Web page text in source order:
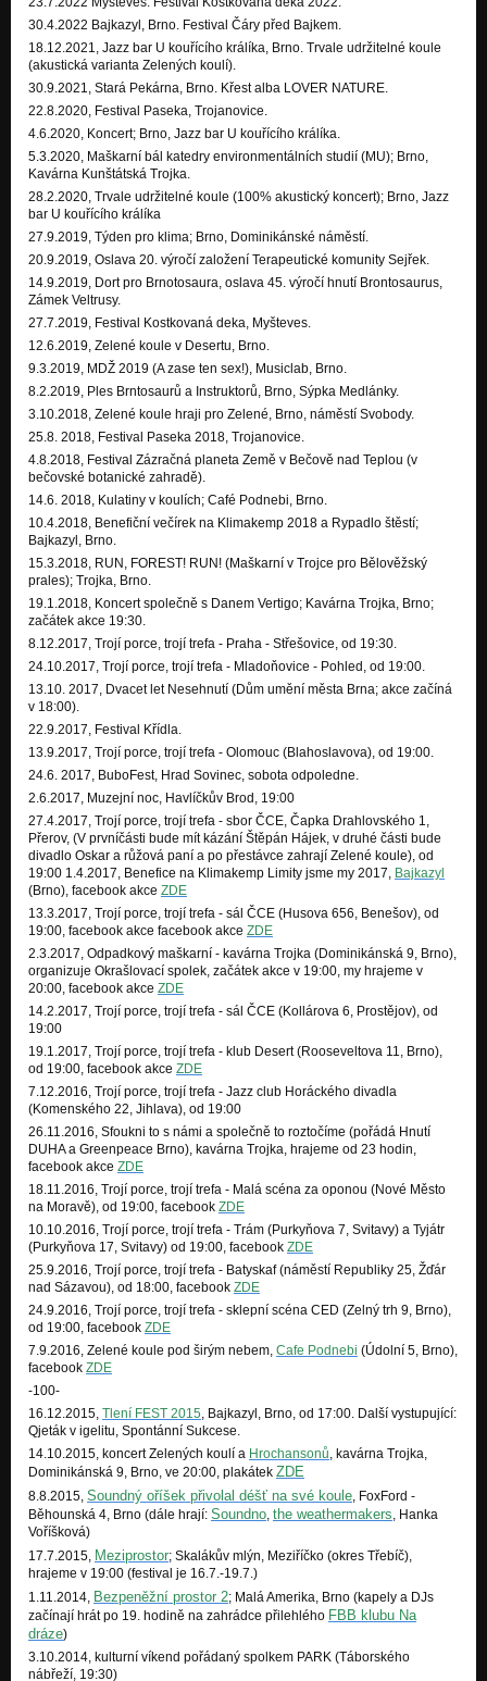
30.4.2022 Bajkazyl, Brno. Festival Čáry před Bajkem.
18.12.2021, Jazz bar U kouřícího králíka, Brno. Trvale udržitelné koule
(akustická varianta Zelených koulí).
30.9.2021, Stará Pekárna, Brno. Křest alba LOVER NATURE.
22.8.2020, Festival Paseka, Trojanovice.
4.6.2020, Koncert; Brno, Jazz bar U kouřícího králíka.
5.3.2020, Maškarní bál katedry environmentálních studií (MU); Brno,
Kavárna Kunštátská Trojka.
28.2.2020, Trvale udržitelné koule (100% akustický koncert); Brno, Jazz
bar U kouřícího králíka
27.9.2019, Týden pro klima; Brno, Dominikánské náměstí.
20.9.2019, Oslava 20. výročí založení Terapeutické komunity Sejřek.
14.9.2019, Dort pro Brnotosaura, oslava 45. výročí hnutí Brontosaurus,
Zámek Veltrusy.
27.7.2019, Festival Kostkovaná deka, Myšteves.
12.6.2019, Zelené koule v Desertu, Brno.
9.3.2019, MDŽ 2019 (A zase ten sex!), Musiclab, Brno.
8.2.2019, Ples Brntosaurů a Instruktorů, Brno, Sýpka Medlánky.
3.10.2018, Zelené koule hraji pro Zelené, Brno, náměstí Svobody.
25.8. 2018, Festival Paseka 2018, Trojanovice.
4.8.2018, Festival Zázračná planeta Země v Bečově nad Teplou (v
bečovské botanické zahradě).
14.6. 2018, Kulatiny v koulích; Café Podnebi, Brno.
10.4.2018, Benefiční večírek na Klimakemp 2018 a Rypadlo štěstí;
Bajkazyl, Brno.
15.3.2018, RUN, FOREST! RUN! (Maškarní v Trojce pro Bělověžský
prales); Trojka, Brno.
19.1.2018, Koncert společně s Danem Vertigo; Kavárna Trojka, Brno;
začátek akce 19:30.
8.12.2017, Trojí porce, trojí trefa - Praha - Střešovice, od 19:30.
24.10.2017, Trojí porce, trojí trefa - Mladoňovice - Pohled, od 19:00.
13.10. 2017, Dvacet let Nesehnutí (Dům umění města Brna; akce začíná
v 18:00).
22.9.2017, Festival Křídla.
13.9.2017, Trojí porce, trojí trefa - Olomouc (Blahoslavova), od 19:00.
24.6. 2017, BuboFest, Hrad Sovinec, sobota odpoledne.
2.6.2017, Muzejní noc, Havlíčkův Brod, 19:00
27.4.2017, Trojí porce, trojí trefa - sbor ČCE, Čapka Drahlovského 1,
Přerov, (V prvníčásti bude mít kázání Štěpán Hájek, v druhé části bude
divadlo Oskar a růžová paní a po přestávce zahrají Zelené koule), od
19:00 1.4.2017, Benefice na Klimakemp Limity jsme my 2017, Bajkazyl
(Brno), facebook akce ZDE
13.3.2017, Trojí porce, trojí trefa - sál ČCE (Husova 656, Benešov), od
19:00, facebook akce facebook akce ZDE
2.3.2017, Odpadkový maškarní - kavárna Trojka (Dominikánská 9, Brno),
organizuje Okrašlovací spolek, začátek akce v 19:00, my hrajeme v
20:00, facebook akce ZDE
14.2.2017, Trojí porce, trojí trefa - sál ČCE (Kollárova 6, Prostějov), od
19:00
19.1.2017, Trojí porce, trojí trefa - klub Desert (Rooseveltova 11, Brno),
od 19:00, facebook akce ZDE
7.12.2016, Trojí porce, trojí trefa - Jazz club Horáckého divadla
(Komenského 22, Jihlava), od 19:00
26.11.2016, Sfoukni to s námi a společně to roztočíme (pořádá Hnutí
DUHA a Greenpeace Brno), kavárna Trojka, hrajeme od 23 hodin,
facebook akce ZDE
18.11.2016, Trojí porce, trojí trefa - Malá scéna za oponou (Nové Město
na Moravě), od 19:00, facebook ZDE
10.10.2016, Trojí porce, trojí trefa - Trám (Purkyňova 7, Svitavy) a Tyjátr
(Purkyňova 17, Svitavy) od 19:00, facebook ZDE
25.9.2016, Trojí porce, trojí trefa - Batyskaf (náměstí Republiky 25, Žďár
nad Sázavou), od 18:00, facebook ZDE
24.9.2016, Trojí porce, trojí trefa - sklepní scéna CED (Zelný trh 9, Brno),
od 19:00, facebook ZDE
7.9.2016, Zelené koule pod širým nebem, Cafe Podnebi (Údolní 5, Brno),
facebook ZDE
-100-
16.12.2015, Tlení FEST 2015, Bajkazyl, Brno, od 17:00. Další vystupující:
Qjeták v igelitu, Spontánní Sukcese.
14.10.2015, koncert Zelených koulí a Hrochansonů, kavárna Trojka,
Dominikánská 9, Brno, ve 20:00, plakátek ZDE
8.8.2015, Soundný oříšek přivolal déšť na své koule, FoxFord -
Běhounská 4, Brno (dále hrají: Soundno, the weathermakers, Hanka
Voříšková)
17.7.2015, Meziprostor; Skalákův mlýn, Meziříčko (okres Třebíč),
hrajeme v 19:00 (festival je 16.7.-19.7.)
1.11.2014, Bezpeněžní prostor 2; Malá Amerika, Brno (kapely a DJs
začínají hrát po 19. hodině na zahrádce přilehlého FBB klubu Na
dráze)
3.10.2014, kulturní víkend pořádaný spolkem PARK (Táborského
nábřeží, 19:30)